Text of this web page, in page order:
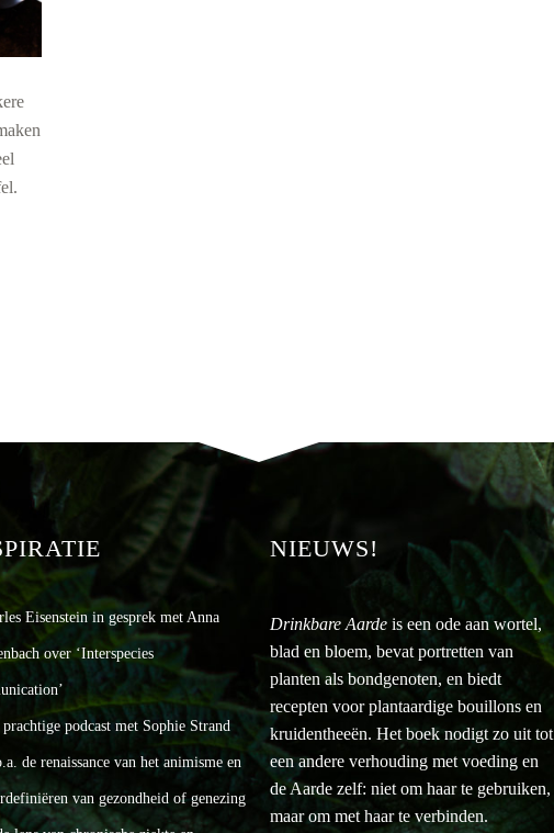
Eisenstein in gesprek met Anna
over ‘Interspecies
podcast met Sophie Strand
de renaissance van het animisme en
van gezondheid of genezing
NIEUWS!
Drinkbare Aarde is een ode aan wortel,
blad en bloem, bevat portretten van
planten als bondgenoten, en biedt
recepten voor plantaardige bouillons en
kruidentheeën. Het boek nodigt zo uit tot
een andere verhouding met voeding en
de Aarde zelf: niet om haar te gebruiken,
maar om met haar te verbinden.